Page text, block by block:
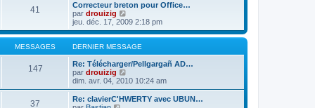
u
l
t
e
r
l
d
e
r
n
i
41
Correcteur breton pour Office…
par drouizig
o
n
s
u
l
t
r
l
e
jeu. déc. 17, 2009 2:18 pm
MESSAGES DERNIER MESSAGE
147
Re: Télécharger/Pellgargañ AD…
par drouizig
o
n
s
dim. avr. 04, 2010 10:24 am
37
Re: clavierC'HWERTY avec UBUN…